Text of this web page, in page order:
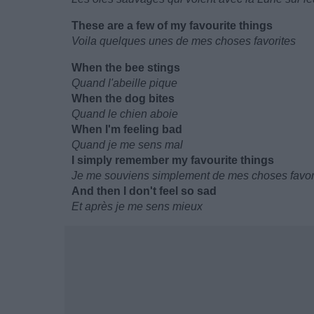
These are a few of my favourite things
Voila quelques unes de mes choses favorites
When the bee stings
Quand l'abeille pique
When the dog bites
Quand le chien aboie
When I'm feeling bad
Quand je me sens mal
I simply remember my favourite things
Je me souviens simplement de mes choses
And then I don't feel so sad
Et après je me sens mieux